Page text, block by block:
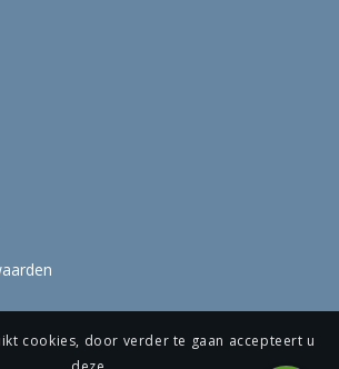
cookies, door verder te gaan accepteert u